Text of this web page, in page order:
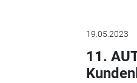
19.05.2023
11.